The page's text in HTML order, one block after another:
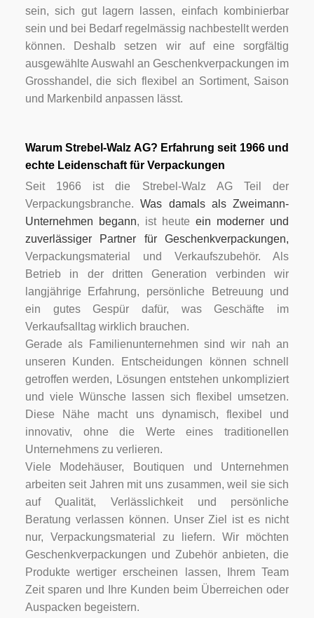
sein, sich gut lagern lassen, einfach kombinierbar
sein und bei Bedarf regelmässig nachbestellt werden
können. Deshalb setzen wir auf eine sorgfältig
ausgewählte Auswahl an Geschenkverpackungen im
Grosshandel, die sich flexibel an Sortiment, Saison
und Markenbild anpassen lässt.
Warum Strebel-Walz AG? Erfahrung seit 1966 und
echte Leidenschaft für Verpackungen
Seit 1966 ist die Strebel-Walz AG Teil der
Verpackungsbranche.Was damals als Zweimann-
Unternehmen begann, ist heuteein moderner und
zuverlässiger Partner für Geschenkverpackungen,
Verpackungsmaterial und Verkaufszubehör. Als
Betrieb in der dritten Generation verbinden wir
langjährige Erfahrung, persönliche Betreuung und
ein gutes Gespür dafür, was Geschäfte im
Verkaufsalltag wirklich brauchen.
Gerade als Familienunternehmen sind wir nah an
unseren Kunden. Entscheidungen können schnell
getroffen werden, Lösungen entstehen unkompliziert
und viele Wünsche lassen sich flexibel umsetzen.
Diese Nähe macht uns dynamisch, flexibel und
innovativ, ohne die Werte eines traditionellen
Unternehmens zu verlieren.
Viele Modehäuser, Boutiquen und Unternehmen
arbeiten seit Jahren mit uns zusammen, weil sie sich
auf Qualität, Verlässlichkeit und persönliche
Beratung verlassen können. Unser Ziel ist es nicht
nur, Verpackungsmaterial zu liefern. Wir möchten
Geschenkverpackungen und Zubehör anbieten, die
Produkte wertiger erscheinen lassen, Ihrem Team
Zeit sparen und Ihre Kunden beim Überreichen oder
Auspacken begeistern.